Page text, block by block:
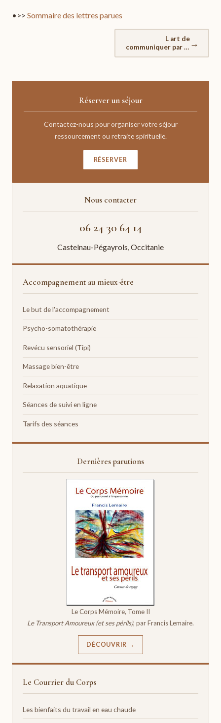
•>> Sommaire des lettres parues
L art de
communiquer par le
toucher 1 toucher
→
Réserver un séjour
Contactez-nous pour organiser votre séjour
ressourcement ou retraite spirituelle.
RÉSERVER
Nous contacter
06 24 30 64 14
Castelnau-Pégayrols, Occitanie
Accompagnement au mieux-être
Le but de l'accompagnement
Psycho-somatothérapie
Revécu sensoriel (Tipi)
Massage bien-être
Relaxation aquatique
Séances de suivi en ligne
Tarifs des séances
Dernières parutions
Le Corps Mémoire, Tome II
Le Transport Amoureux (et ses périls), par Francis Lemaire.
DÉCOUVRIR →
Le Courrier du Corps
Les bienfaits du travail en eau chaude